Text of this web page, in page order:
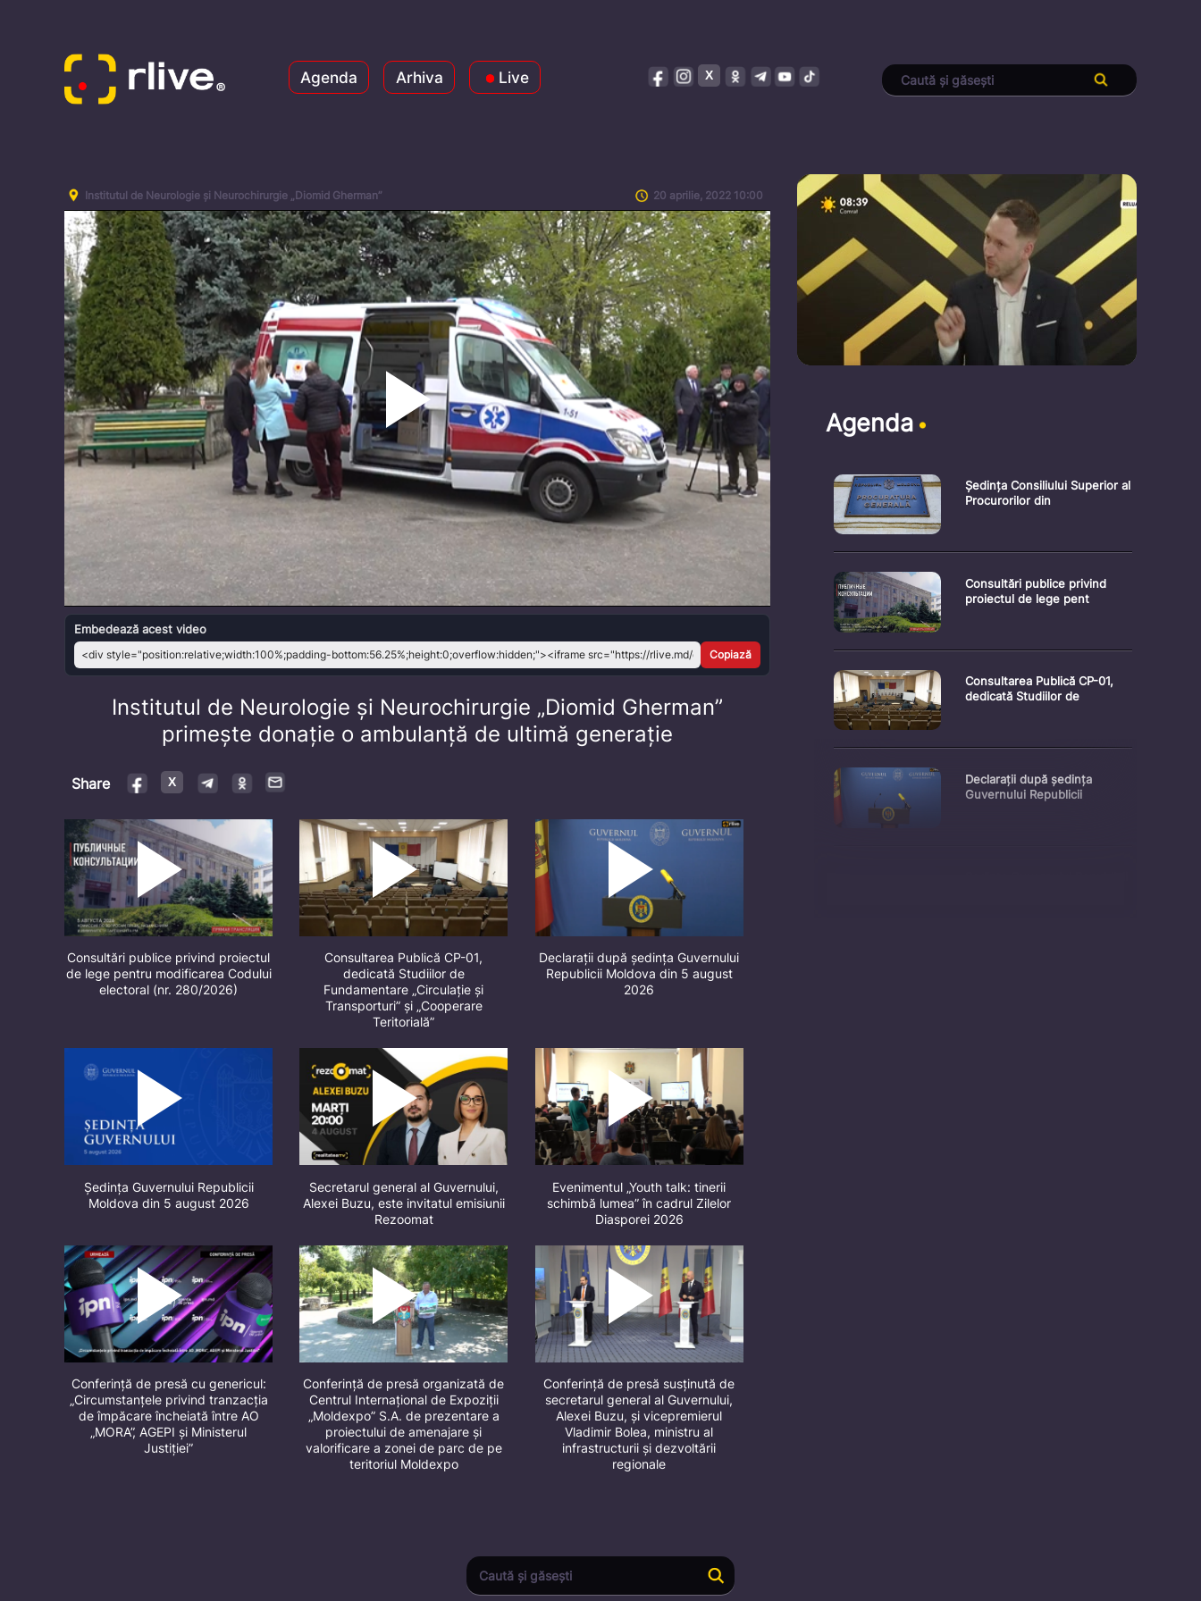
Agenda Arhiva Live
Institutul de Neurologie și Neurochirurgie „Diomid Gherman” 20 aprilie, 2022 10:00
Play
Video
Embedează acest video
Copiază
Institutul de Neurologie și Neurochirurgie „Diomid Gherman”
primește donație o ambulanță de ultimă generație
Share
Consultări publice privind proiectul
de lege pentru modificarea Codului
electoral (nr. 280/2026)
Consultarea Publică CP-01,
dedicată Studiilor de
Fundamentare „Circulație și
Transporturi” și „Cooperare
Teritorială”
Declarații după ședința Guvernului
Republicii Moldova din 5 august
2026
Ședința Guvernului Republicii
Moldova din 5 august 2026
Secretarul general al Guvernului,
Alexei Buzu, este invitatul emisiunii
Rezoomat
Evenimentul „Youth talk: tinerii
schimbă lumea” în cadrul Zilelor
Diasporei 2026
Conferință de presă cu genericul:
„Circumstanțele privind tranzacția
de împăcare încheiată între AO
„MORA”, AGEPI și Ministerul
Justiției”
Conferință de presă organizată de
Centrul Internațional de Expoziții
„Moldexpo” S.A. de prezentare a
proiectului de amenajare și
valorificare a zonei de parc de pe
teritoriul Moldexpo
Conferință de presă susținută de
secretarul general al Guvernului,
Alexei Buzu, și vicepremierul
Vladimir Bolea, ministru al
infrastructurii și dezvoltării
regionale
Agenda
Ședința Consiliului Superior al
Procurorilor din
Consultări publice privind
proiectul de lege pent
Consultarea Publică CP-01,
dedicată Studiilor de
Declarații după ședința
Guvernului Republicii